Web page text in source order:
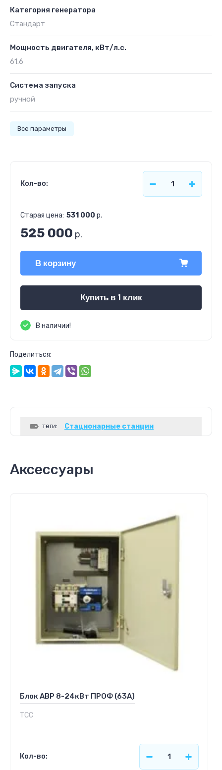
Категория генератора
Стандарт
Мощность двигателя, кВт/л.с.
61.6
Система запуска
ручной
Все параметры
Кол-во:
Старая цена: 531 000 р.
525 000 р.
В корзину
Купить в 1 клик
В наличии!
Поделиться:
теги: Стационарные станции
Аксессуары
Блок АВР 8-24кВт ПРОФ (63А)
ТСС
Кол-во: